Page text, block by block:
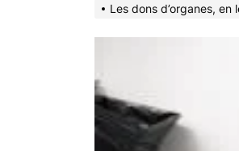
Les dons d’organes,